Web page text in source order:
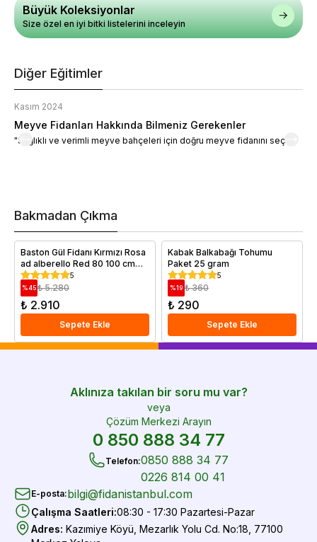
Büyük Koleksiyonlar
Size özel en iyi bitki listelerini inceleyin
Diğer Eğitimler
Kasım 2024
Meyve Fidanları Hakkında Bilmeniz Gerekenler
"Sağlıklı ve verimli meyve bahçeleri için doğru meyve fidanını seçin."
Bakmadan Çıkma
Baston Gül Fidanı Kırmızı Rosa
ad alberello Red 80 100 cm
Saksıda
5
%45 ₺ 5.280
₺ 2.910
Sepete Ekle
Kabak Balkabağı Tohumu
Paket 25 gram
5
%19 ₺ 360
₺ 290
Sepete Ekle
Aklınıza takılan bir soru mu var?
veya
Çözüm Merkezi Arayın
0 850 888 34 77
Telefon:0850 888 34 77
0226 814 00 41
E-posta:bilgi@fidanistanbul.com
Çalışma Saatleri:08:30 - 17:30 Pazartesi-Pazar
Adres: Kazımiye Köyü, Mezarlık Yolu Cd. No:18, 77100